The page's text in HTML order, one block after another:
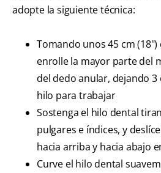
adopte la siguiente técnica:
Tomando unos 45 cm
enrolle la mayor parte del
del dedo anular, dejando 3
hilo para trabajar
Sostenga el hilo dental
pulgares e índices, y
hacia arriba y hacia abajo
Curve el hilo dental